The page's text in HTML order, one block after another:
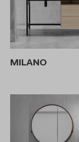
MILANO